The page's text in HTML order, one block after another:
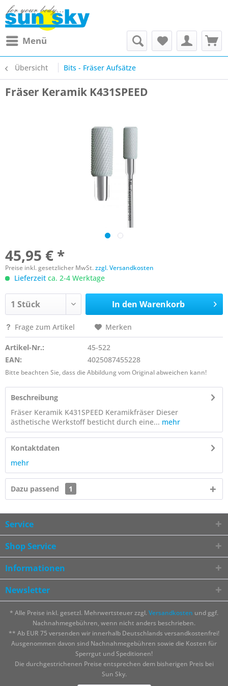
Menü
Übersicht Bits - Fräser Aufsätze
Fräser Keramik K431SPEED
45,95 € *
Preise inkl. gesetzlicher MwSt.zzgl. Versandkosten
Lieferzeit ca. 2-4 Werktage
In den Warenkorb
Frage zum Artikel Merken
Artikel-Nr.:
45-522
EAN:
4025087455228
Bitte beachten Sie, dass die Abbildung vom Original abweichen kann!
Beschreibung
Fräser Keramik K431SPEED Keramikfräser Dieser
ästhetische Werkstoff besticht durch eine... mehr
Kontaktdaten
mehr
Dazu passend 1
Service
Shop Service
Informationen
Newsletter
* Alle Preise inkl. gesetzl. Mehrwertsteuer zzgl. Versandkosten und ggf.
Nachnahmegebühren, wenn nicht anders beschrieben.
** Ab EUR 75 versenden wir innerhalb Deutschlands versandkostenfrei!
Ausgenommen davon sind Nachnahmegebühren sowie die Kosten für
Sperrgut und Speditionen!
Die durchgestrichenen Preise entsprechen dem bisherigen Preis bei
Sun Sky.